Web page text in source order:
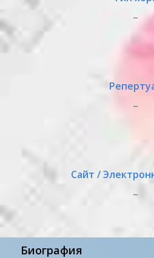
Сайт /
Биография